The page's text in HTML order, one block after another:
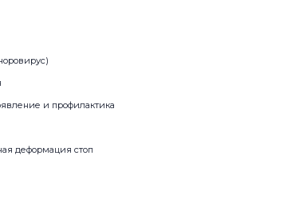
и профилактика
деформация стоп